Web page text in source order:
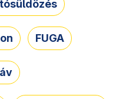
FUGA